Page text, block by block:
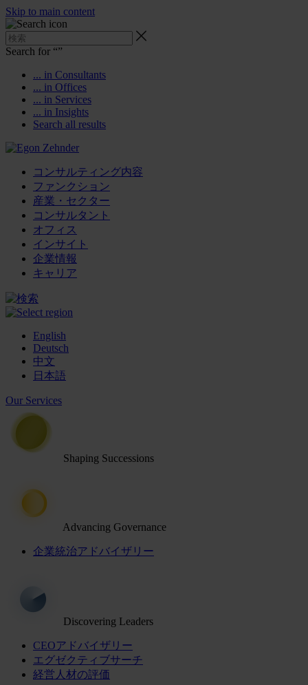
Skip to main content
Search for “”
... in Consultants
... in Offices
... in Services
... in Insights
Search all results
コンサルティング内容
ファンクション
産業・セクター
コンサルタント
オフィス
インサイト
企業情報
キャリア
English
Deutsch
中文
日本語
Our Services
Shaping Successions
Advancing Governance
企業統治アドバイザリー
Discovering Leaders
CEOアドバイザリー
エグゼクティブサーチ
経営人材の評価